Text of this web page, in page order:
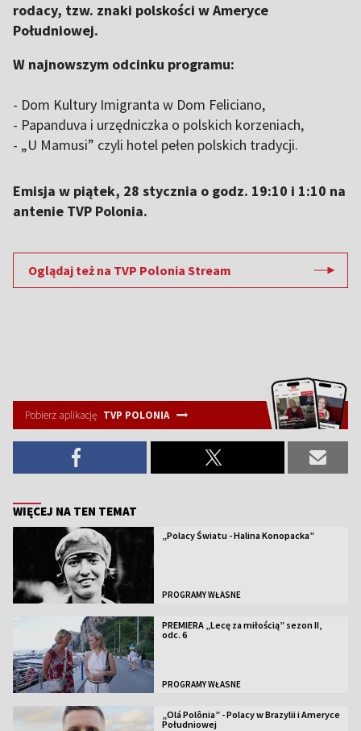
rodacy, tzw. znaki polskości w Ameryce
Południowej.
W najnowszym odcinku programu:
- Dom Kultury Imigranta w Dom Feliciano,
- Papanduva i urzędniczka o polskich korzeniach,
- „U Mamusi” czyli hotel pełen polskich tradycji.
Emisja w piątek, 28 stycznia o godz. 19:10 i 1:10 na
antenie TVP Polonia.
Oglądaj też na TVP Polonia Stream
Pobierz aplikację TVP POLONIA
WIĘCEJ NA TEN TEMAT
„Polacy Światu - Halina Konopacka”
PROGRAMY WŁASNE
PREMIERA „Lecę za miłością” sezon II,
odc. 6
PROGRAMY WŁASNE
„Olá Polônia” - Polacy w Brazylii i Ameryce
Południowej